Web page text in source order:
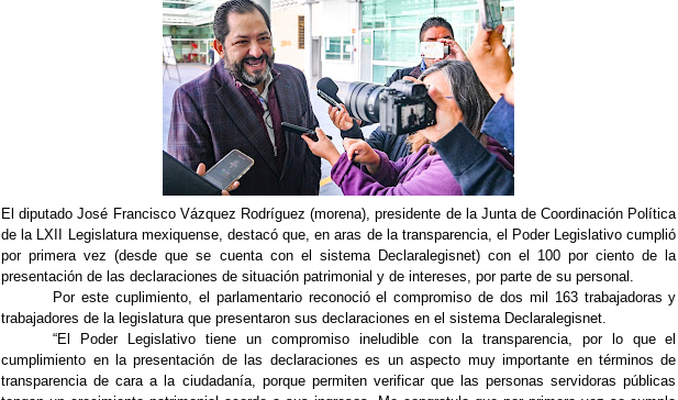
El diputado José Francisco Vázquez Rodríguez (morena), presidente de la Junta de Coordinación Política
de la LXII Legislatura mexiquense, destacó que, en aras de la transparencia, el Poder Legislativo cumplió
por primera vez (desde que se cuenta con el sistema Declaralegisnet) con el 100 por ciento de la
presentación de las declaraciones de situación patrimonial y de intereses, por parte de su personal.
Por este cuplimiento, el parlamentario reconoció el compromiso de dos mil 163 trabajadoras y
trabajadores de la legislatura que presentaron sus declaraciones en el sistema Declaralegisnet.
“El Poder Legislativo tiene un compromiso ineludible con la transparencia, por lo que el
cumplimiento en la presentación de las declaraciones es un aspecto muy importante en términos de
transparencia de cara a la ciudadanía, porque permiten verificar que las personas servidoras públicas